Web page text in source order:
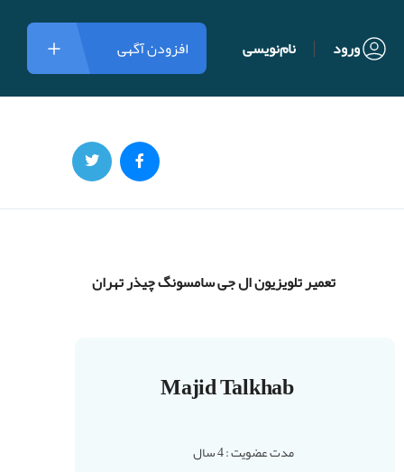
ورود نام‌نویسی افزودن آگهی
تعمیر تلویزیون ال جی سامسونگ چیذر تهران
Majid Talkhab
مدت عضویت : 4 سال